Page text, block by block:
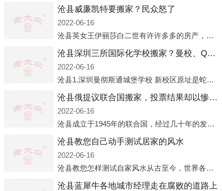
沧县威廉凯特要搬家？民众怒了
2022-06-16
沧县英女王伊丽莎白二世有许许多多的房产，遍布英国各地。而作为英女王的亲孙子、未来的英国国王，威廉王子自然也能享受到女王的房产。目前，威廉凯特以及三个孩子有两个经常居住的地点，一处是位于伦敦的肯辛顿宫，一处
沧县深圳三所国际化学校搬家？曼校、QSI、南山中英文搬走了
2022-06-16
沧县1.深圳曼彻斯通城堡学校 新校区原址是蛇口国际据悉，此次曼彻斯通城堡学校搬迁到蛇口新校区的开办与蛇口外籍人员子女学校（蛇口国际）有很大的关联。2021年，太子湾实验部就宣布在2022年正式并入蛇口外籍
沧县俄提议联合国搬家，投票结果却以惨败收场
2022-06-16
沧县成立于1945年的联合国，经过几十年的发展，如今拥有193个成员国。拥有如此众多会员国的联合国，可以说是世界上最具代表性的国际组织，也是世界上分量最重、有着较高话语权的国际组织。但以美国为首的西方国家
沧县教您自己动手测试居家的风水
2022-06-16
沧县教您怎样测试自家风水从古至今，世界各地的人们都在研究人在乾坤中的位置以及它们所形成的关系。通过探究季节转换、星象变化，并且在所观测到的自然规律的指导下，人们开始认识到居住在不同住宅中的人，其一生中的财
沧县蓝犀牛各地城市经理走在腐败的道路上